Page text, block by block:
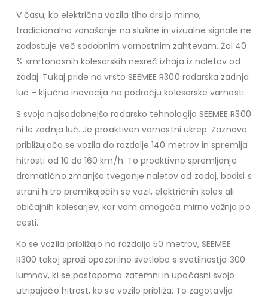
V času, ko električna vozila tiho drsijo mimo,
tradicionalno zanašanje na slušne in vizualne signale ne
zadostuje več sodobnim varnostnim zahtevam. Žal 40
% smrtonosnih kolesarskih nesreč izhaja iz naletov od
zadaj. Tukaj pride na vrsto SEEMEE R300 radarska zadnja
luč – ključna inovacija na področju kolesarske varnosti.
S svojo najsodobnejšo radarsko tehnologijo SEEMEE R300
ni le zadnja luč. Je proaktiven varnostni ukrep. Zaznava
približujoča se vozila do razdalje 140 metrov in spremlja
hitrosti od 10 do 160 km/h. To proaktivno spremljanje
dramatično zmanjša tveganje naletov od zadaj, bodisi s
strani hitro premikajočih se vozil, električnih koles ali
običajnih kolesarjev, kar vam omogoča mirno vožnjo po
cesti.
Ko se vozila približajo na razdaljo 50 metrov, SEEMEE
R300 takoj sproži opozorilno svetlobo s svetilnostjo 300
lumnov, ki se postopoma zatemni in upočasni svojo
utripajočo hitrost, ko se vozilo približa. To zagotavlja